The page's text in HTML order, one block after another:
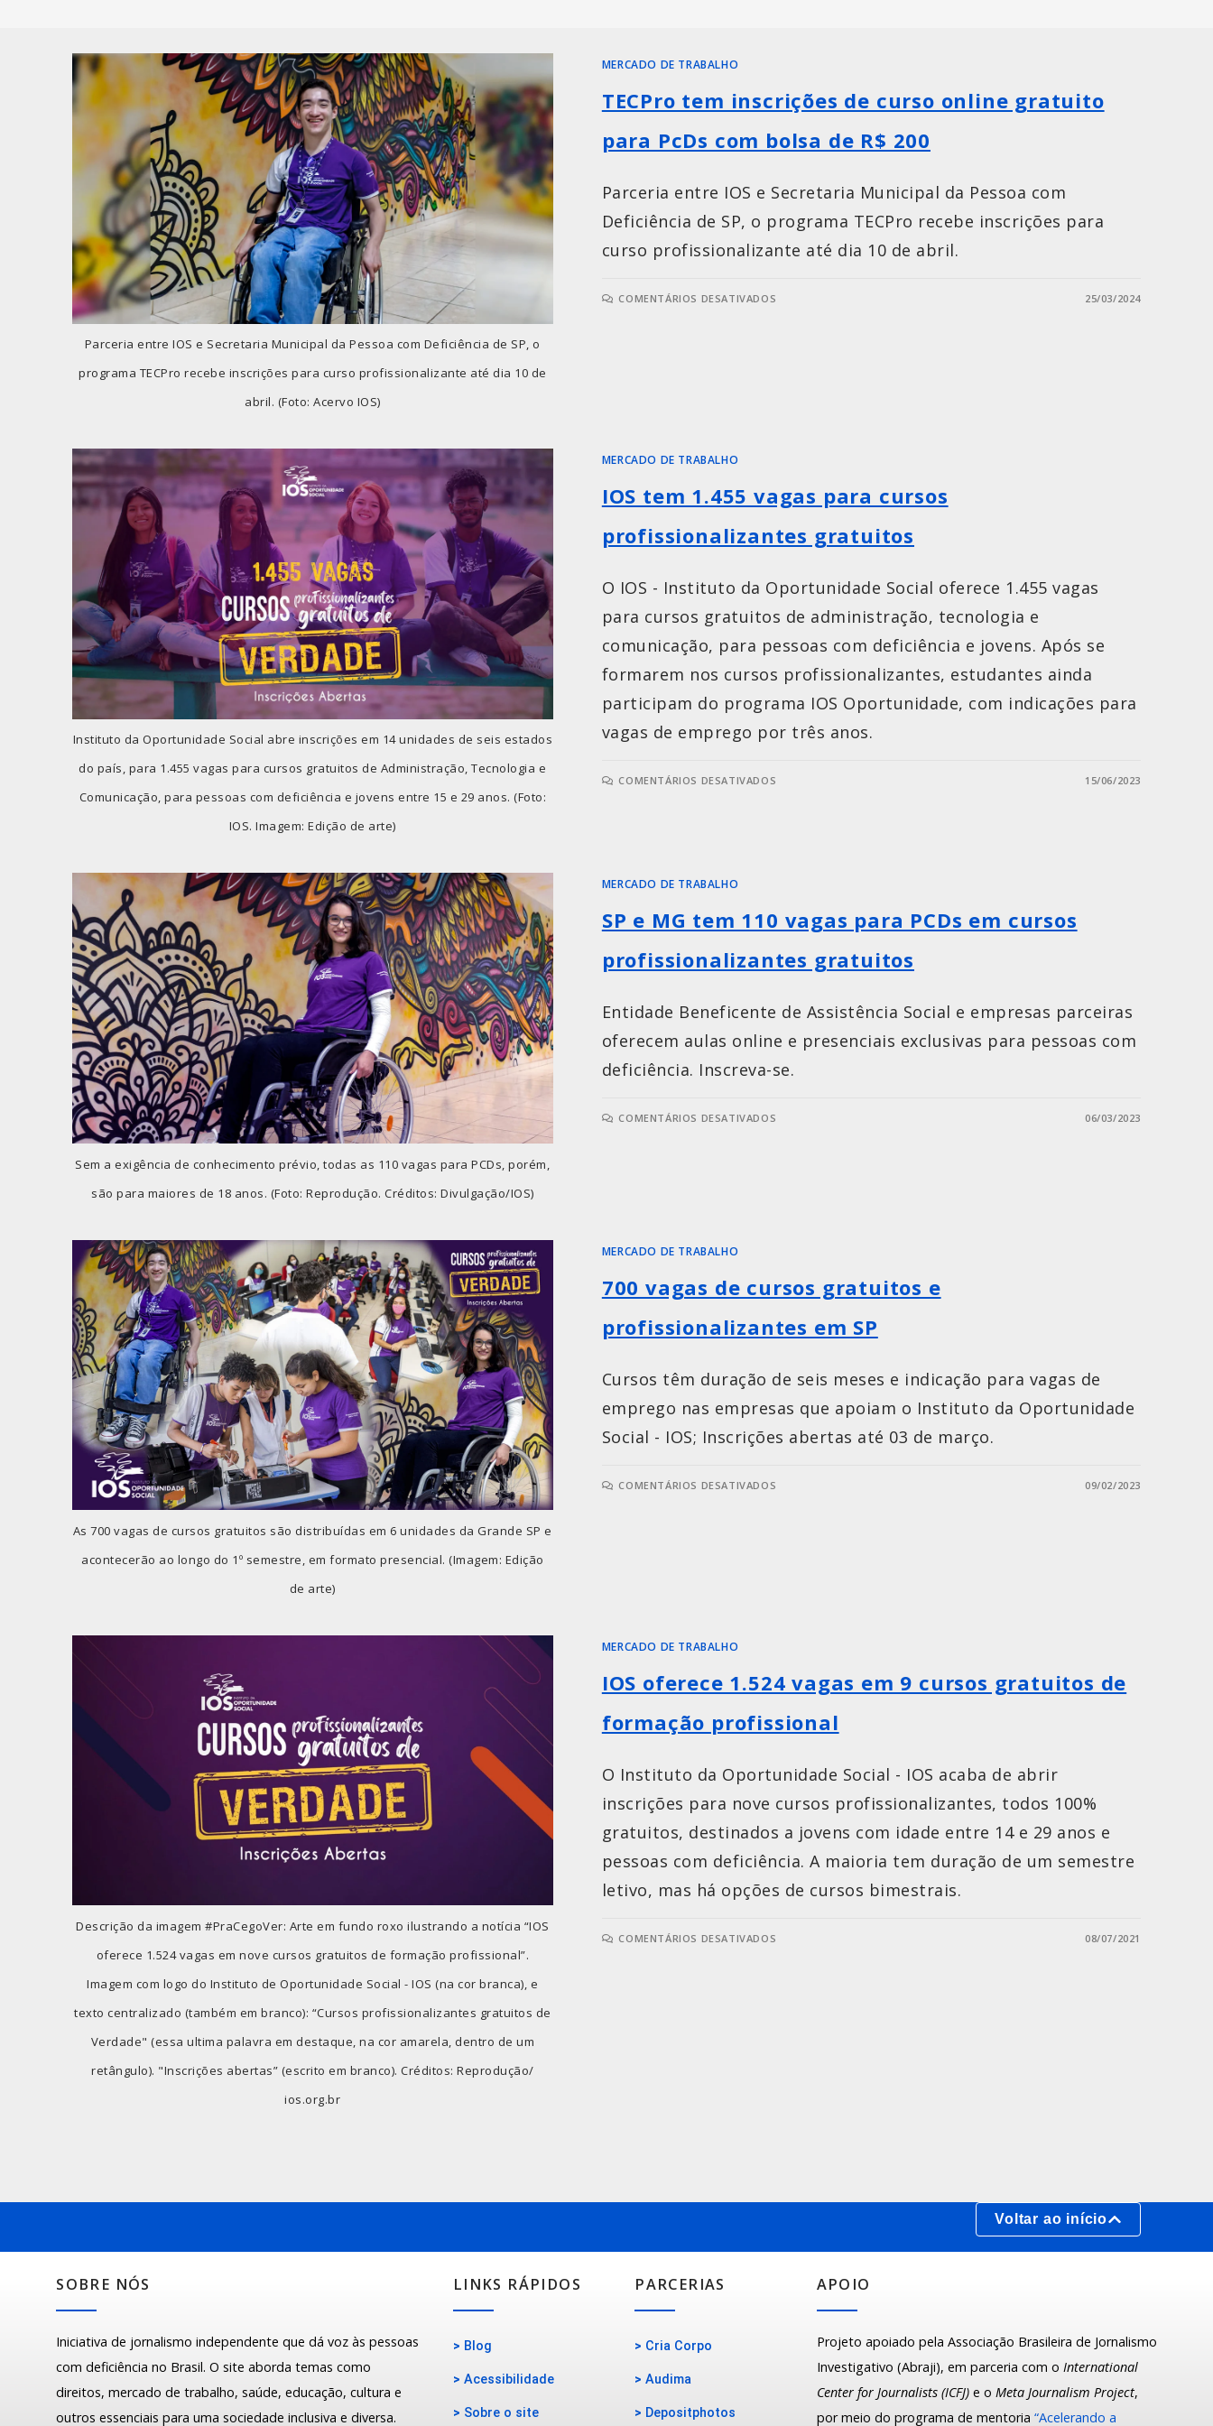
Parceria entre IOS e Secretaria Municipal da Pessoa com Deficiência de SP, o
programa TECPro recebe inscrições para curso profissionalizante até dia 10 de
abril. (Foto: Acervo IOS)
MERCADO DE TRABALHO
TECPro tem inscrições de curso online gratuito
para PcDs com bolsa de R$ 200
Parceria entre IOS e Secretaria Municipal da Pessoa com
Deficiência de SP, o programa TECPro recebe inscrições para
curso profissionalizante até dia 10 de abril.
COMENTÁRIOS DESATIVADOS 25/03/2024
Instituto da Oportunidade Social abre inscrições em 14 unidades de seis estados
do país, para 1.455 vagas para cursos gratuitos de Administração, Tecnologia e
Comunicação, para pessoas com deficiência e jovens entre 15 e 29 anos. (Foto:
IOS. Imagem: Edição de arte)
MERCADO DE TRABALHO
IOS tem 1.455 vagas para cursos
profissionalizantes gratuitos
O IOS - Instituto da Oportunidade Social oferece 1.455 vagas
para cursos gratuitos de administração, tecnologia e
comunicação, para pessoas com deficiência e jovens. Após se
formarem nos cursos profissionalizantes, estudantes ainda
participam do programa IOS Oportunidade, com indicações para
vagas de emprego por três anos.
COMENTÁRIOS DESATIVADOS 15/06/2023
Sem a exigência de conhecimento prévio, todas as 110 vagas para PCDs, porém,
são para maiores de 18 anos. (Foto: Reprodução. Créditos: Divulgação/IOS)
MERCADO DE TRABALHO
SP e MG tem 110 vagas para PCDs em cursos
profissionalizantes gratuitos
Entidade Beneficente de Assistência Social e empresas parceiras
oferecem aulas online e presenciais exclusivas para pessoas com
deficiência. Inscreva-se.
COMENTÁRIOS DESATIVADOS 06/03/2023
As 700 vagas de cursos gratuitos são distribuídas em 6 unidades da Grande SP e
acontecerão ao longo do 1º semestre, em formato presencial. (Imagem: Edição
de arte)
MERCADO DE TRABALHO
700 vagas de cursos gratuitos e
profissionalizantes em SP
Cursos têm duração de seis meses e indicação para vagas de
emprego nas empresas que apoiam o Instituto da Oportunidade
Social - IOS; Inscrições abertas até 03 de março.
COMENTÁRIOS DESATIVADOS 09/02/2023
Descrição da imagem #PraCegoVer: Arte em fundo roxo ilustrando a notícia “IOS
oferece 1.524 vagas em nove cursos gratuitos de formação profissional”.
Imagem com logo do Instituto de Oportunidade Social - IOS (na cor branca), e
texto centralizado (também em branco): “Cursos profissionalizantes gratuitos de
Verdade" (essa ultima palavra em destaque, na cor amarela, dentro de um
retângulo). "Inscrições abertas” (escrito em branco). Créditos: Reprodução/
ios.org.br
MERCADO DE TRABALHO
IOS oferece 1.524 vagas em 9 cursos gratuitos de
formação profissional
O Instituto da Oportunidade Social - IOS acaba de abrir
inscrições para nove cursos profissionalizantes, todos 100%
gratuitos, destinados a jovens com idade entre 14 e 29 anos e
pessoas com deficiência. A maioria tem duração de um semestre
letivo, mas há opções de cursos bimestrais.
COMENTÁRIOS DESATIVADOS 08/07/2021
Voltar ao início
SOBRE NÓS
Iniciativa de jornalismo independente que dá voz às pessoas
com deficiência no Brasil. O site aborda temas como
direitos, mercado de trabalho, saúde, educação, cultura e
outros essenciais para uma sociedade inclusiva e diversa.
LINKS RÁPIDOS
> Blog
> Acessibilidade
> Sobre o site
PARCERIAS
> Cria Corpo
> Audima
> Depositphotos
APOIO
Projeto apoiado pela Associação Brasileira de Jornalismo
Investigativo (Abraji), em parceria com o International
Center for Journalists (ICFJ)e o Meta Journalism Project,
por meio do programa de mentoria “Acelerando a